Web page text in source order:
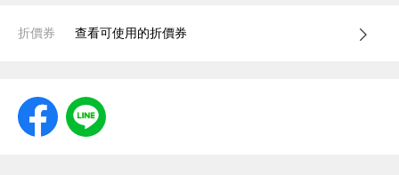
折價券 查看可使用的折價券